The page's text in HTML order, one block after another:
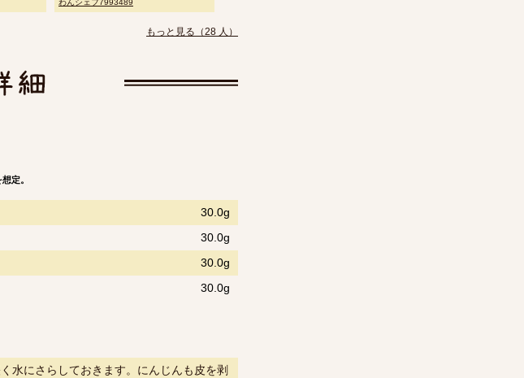
わんシェフ7993489
もっと見る（28 人）
定。
30.0g
30.0g
30.0g
30.0g
水にさらしておきます。にんじんも皮を剥